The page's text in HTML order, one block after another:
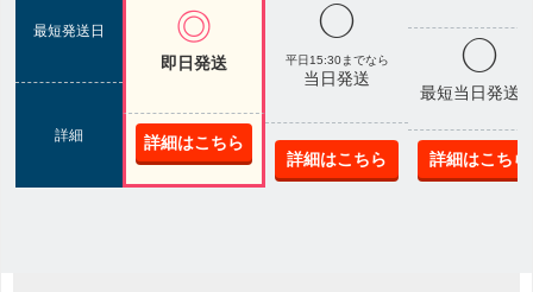
最短発送日
詳細
◎
即日発送
詳細はこちら
◯
平日15:30までなら
当日発送
詳細はこちら
◯
最短当日発送
詳細はこちら